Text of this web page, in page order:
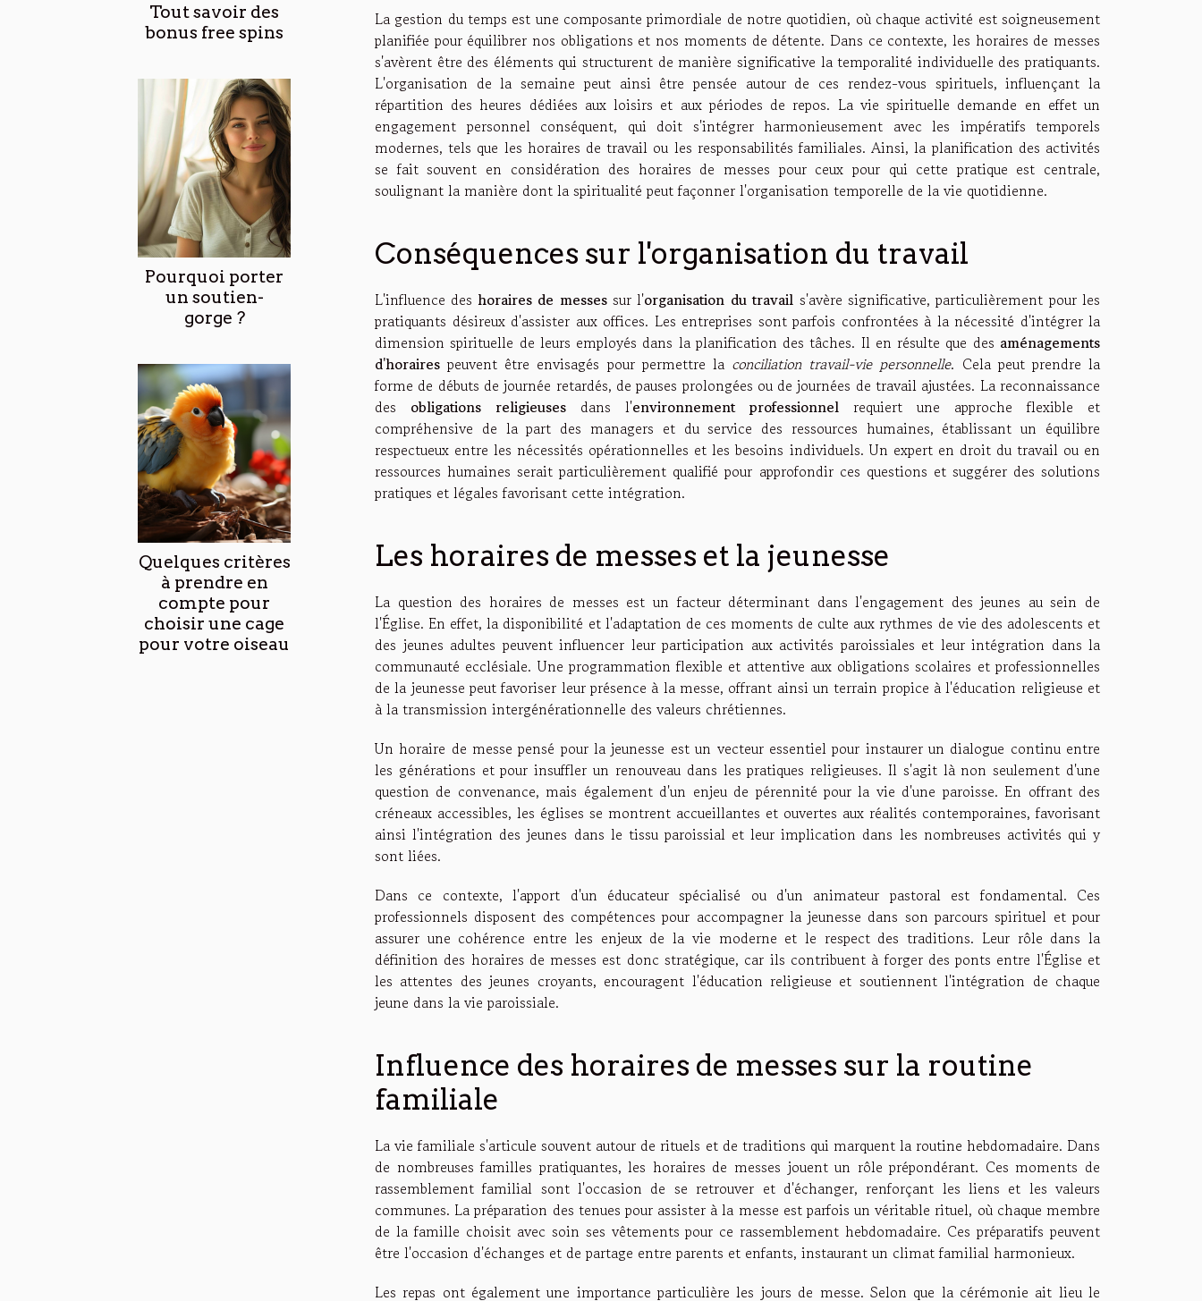
Tout savoir des
bonus free spins
Pourquoi porter
un soutien-
gorge ?
Quelques critères
à prendre en
compte pour
choisir une cage
pour votre oiseau
La gestion du temps est une composante primordiale de notre quotidien, où chaque activité est soigneusement
planifiée pour équilibrer nos obligations et nos moments de détente. Dans ce contexte, les horaires de messes
s'avèrent être des éléments qui structurent de manière significative la temporalité individuelle des pratiquants.
L'organisation de la semaine peut ainsi être pensée autour de ces rendez-vous spirituels, influençant la
répartition des heures dédiées aux loisirs et aux périodes de repos. La vie spirituelle demande en effet un
engagement personnel conséquent, qui doit s'intégrer harmonieusement avec les impératifs temporels
modernes, tels que les horaires de travail ou les responsabilités familiales. Ainsi, la planification des activités
se fait souvent en considération des horaires de messes pour ceux pour qui cette pratique est centrale,
soulignant la manière dont la spiritualité peut façonner l'organisation temporelle de la vie quotidienne.
Conséquences sur l'organisation du travail
L'influence deshoraires de messessur l'organisation du travail s'avère significative, particulièrement pour les
pratiquants désireux d'assister aux offices. Les entreprises sont parfois confrontées à la nécessité d'intégrer la
dimension spirituelle de leurs employés dans la planification des tâches. Il en résulte que des aménagements
d'horaires peuvent être envisagés pour permettre la conciliation travail-vie personnelle. Cela peut prendre la
forme de débuts de journée retardés, de pauses prolongées ou de journées de travail ajustées. La reconnaissance
des obligations religieuses dans l'environnement professionnel requiert une approche flexible et
compréhensive de la part des managers et du service des ressources humaines, établissant un équilibre
respectueux entre les nécessités opérationnelles et les besoins individuels. Un expert en droit du travail ou en
ressources humaines serait particulièrement qualifié pour approfondir ces questions et suggérer des solutions
pratiques et légales favorisant cette intégration.
Les horaires de messes et la jeunesse
La question des horaires de messes est un facteur déterminant dans l'engagement des jeunes au sein de
l'Église. En effet, la disponibilité et l'adaptation de ces moments de culte aux rythmes de vie des adolescents et
des jeunes adultes peuvent influencer leur participation aux activités paroissiales et leur intégration dans la
communauté ecclésiale. Une programmation flexible et attentive aux obligations scolaires et professionnelles
de la jeunesse peut favoriser leur présence à la messe, offrant ainsi un terrain propice à l'éducation religieuse et
à la transmission intergénérationnelle des valeurs chrétiennes.
Un horaire de messe pensé pour la jeunesse est un vecteur essentiel pour instaurer un dialogue continu entre
les générations et pour insuffler un renouveau dans les pratiques religieuses. Il s'agit là non seulement d'une
question de convenance, mais également d'un enjeu de pérennité pour la vie d'une paroisse. En offrant des
créneaux accessibles, les églises se montrent accueillantes et ouvertes aux réalités contemporaines, favorisant
ainsi l'intégration des jeunes dans le tissu paroissial et leur implication dans les nombreuses activités qui y
sont liées.
Dans ce contexte, l'apport d'un éducateur spécialisé ou d'un animateur pastoral est fondamental. Ces
professionnels disposent des compétences pour accompagner la jeunesse dans son parcours spirituel et pour
assurer une cohérence entre les enjeux de la vie moderne et le respect des traditions. Leur rôle dans la
définition des horaires de messes est donc stratégique, car ils contribuent à forger des ponts entre l'Église et
les attentes des jeunes croyants, encouragent l'éducation religieuse et soutiennent l'intégration de chaque
jeune dans la vie paroissiale.
Influence des horaires de messes sur la routine
familiale
La vie familiale s'articule souvent autour de rituels et de traditions qui marquent la routine hebdomadaire. Dans
de nombreuses familles pratiquantes, les horaires de messes jouent un rôle prépondérant. Ces moments de
rassemblement familial sont l'occasion de se retrouver et d'échanger, renforçant les liens et les valeurs
communes. La préparation des tenues pour assister à la messe est parfois un véritable rituel, où chaque membre
de la famille choisit avec soin ses vêtements pour ce rassemblement hebdomadaire. Ces préparatifs peuvent
être l'occasion d'échanges et de partage entre parents et enfants, instaurant un climat familial harmonieux.
Les repas ont également une importance particulière les jours de messe. Selon que la cérémonie ait lieu le